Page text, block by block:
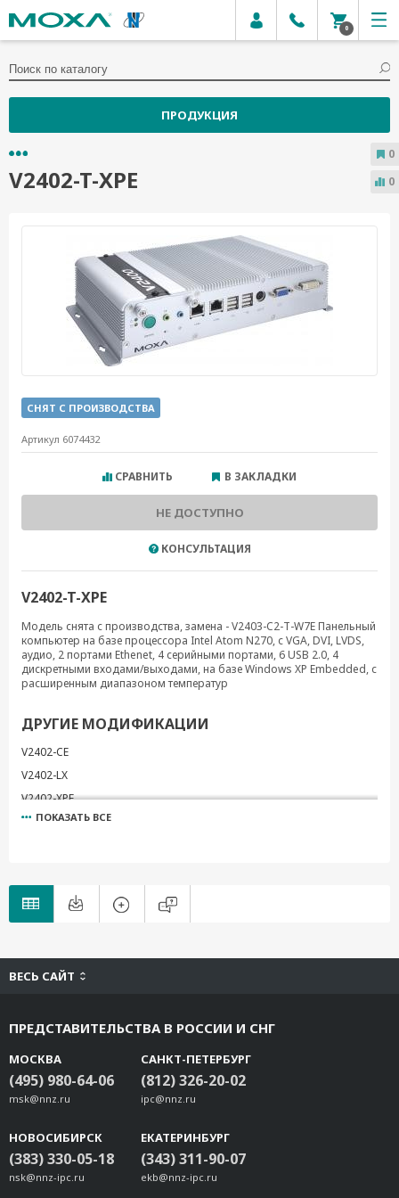
0
ПРОДУКЦИЯ
V2402-T-XPE
СНЯТ С ПРОИЗВОДСТВА
Артикул 6074432
СРАВНИТЬ В ЗАКЛАДКИ
НЕ ДОСТУПНО
КОНСУЛЬТАЦИЯ
V2402-T-XPE
Модель снята с производства, замена - V2403-C2-T-W7E Панельный
компьютер на базе процессора Intel Atom N270, с VGA, DVI, LVDS,
аудио, 2 портами Ethenet, 4 серийными портами, 6 USB 2.0, 4
дискретными входами/выходами, на базе Windows XP Embedded, с
расширенным диапазоном температур
ДРУГИЕ МОДИФИКАЦИИ
V2402-CE
V2402-LX
V2402-XPE
V2402-T-LX
ПОКАЗАТЬ ВСЕ
ВЕСЬ САЙТ
ПРЕДСТАВИТЕЛЬСТВА В РОССИИ И СНГ
МОСКВА
(495) 980-64-06
msk@nnz.ru
САНКТ-ПЕТЕРБУРГ
(812) 326-20-02
ipc@nnz.ru
НОВОСИБИРСК
(383) 330-05-18
nsk@nnz-ipc.ru
ЕКАТЕРИНБУРГ
(343) 311-90-07
ekb@nnz-ipc.ru
0
0